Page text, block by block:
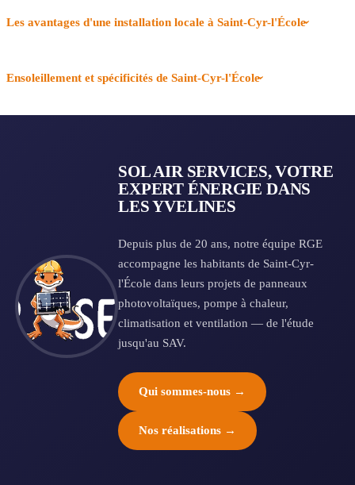
Les avantages d'une installation locale à Saint-Cyr-l'École
Ensoleillement et spécificités de Saint-Cyr-l'École
SOL AIR SERVICES, VOTRE
EXPERT ÉNERGIE DANS
LES YVELINES
Depuis plus de 20 ans, notre équipe RGE
accompagne les habitants de Saint-Cyr-
l'École dans leurs projets de panneaux
photovoltaïques, pompe à chaleur,
climatisation et ventilation — de l'étude
jusqu'au SAV.
Qui sommes-nous →
Nos réalisations →